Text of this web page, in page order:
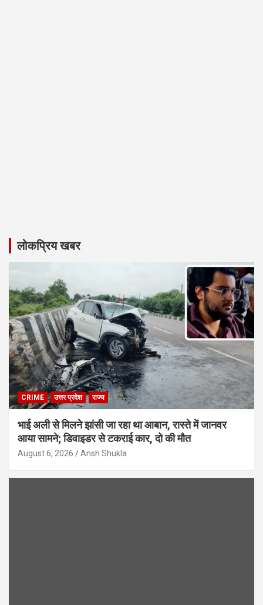
लोकप्रिय खबर
CRIME उत्तर प्रदेश राज्य
भाई अली से मिलने झांसी जा रहा था आबान, रास्ते में जानवर
आया सामने; डिवाइडर से टकराई कार, दो की मौत
August 6, 2026 Ansh Shukla